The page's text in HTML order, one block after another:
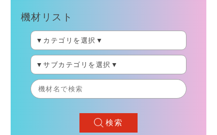
機材リスト
検索